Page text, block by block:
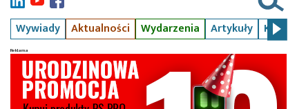
Wywiady Aktualności Wydarzenia Artykuły Kursy